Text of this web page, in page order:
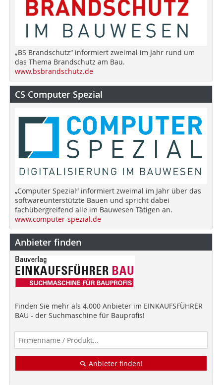
„BS Brandschutz“ informiert zweimal im Jahr rund um
das Thema Brandschutz am Bau.
www.bsbrandschutz.de
CS Computer Spezial
„Computer Spezial“ informiert zweimal im Jahr über das
softwareunterstützte Bauen und spricht dabei
fachübergreifend alle im Bauwesen Tätigen an.
www.computer-spezial.de
Anbieter finden
Finden Sie mehr als 4.000 Anbieter im EINKAUFSFÜHRER
BAU - der Suchmaschine für Bauprofis!
Anbieter finden!